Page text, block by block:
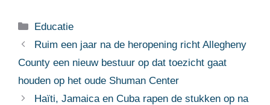
Categorieën
Educatie
Ruim een ​​jaar na de heropening richt Allegheny
County een nieuw bestuur op dat toezicht gaat
houden op het oude Shuman Center
Haïti, Jamaica en Cuba rapen de stukken op na